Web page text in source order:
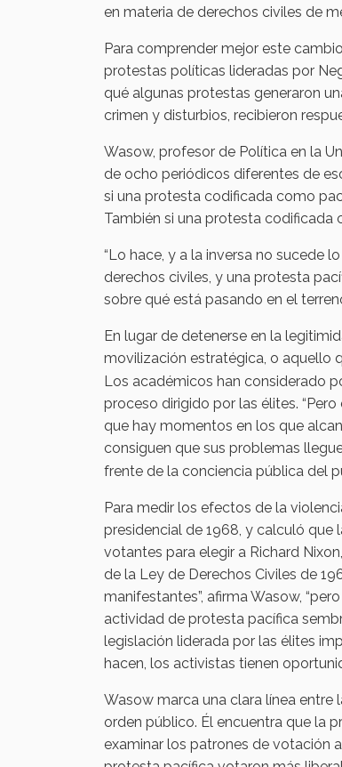
en materia de derechos civiles de
Para comprender mejor este
protestas políticas lideradas por
qué algunas protestas generaron
crimen y disturbios, recibieron
Wasow, profesor de Política en la
de ocho periódicos diferentes de
si una protesta codificada como
También si una protesta
“Lo hace, y a la inversa no sucede
derechos civiles, y una protesta
sobre qué está pasando en el
En lugar de detenerse en la
movilización estratégica, o aquello
Los académicos han considerado
proceso dirigido por las élites.
que hay momentos en los que
consiguen que sus problemas
frente de la conciencia pública del
Para medir los efectos de la
presidencial de 1968, y calculó que
votantes para elegir a Richard
de la Ley de Derechos Civiles de
manifestantes”, afirma Wasow,
actividad de protesta pacífica
legislación liderada por las élites
hacen, los activistas tienen
Wasow marca una clara línea
orden público. Él encuentra que la
examinar los patrones de votación